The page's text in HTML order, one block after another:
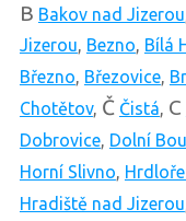
B Bakov nad Jizerou
Jizerou, Bezno, Bílá
Březno, Březovice,
Chotětov, Č Čistá, C
Dobrovice, Dolní
Horní Slivno,
Hradiště nad Jizerou